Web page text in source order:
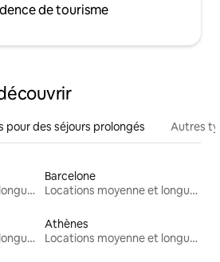
de tourisme
pour des séjours prolongés Autres
Locations moyenne et longue durée
Barcelone
Locations moyenne et longue durée
Locations moyenne et longue durée
Athènes
Locations moyenne et longue durée